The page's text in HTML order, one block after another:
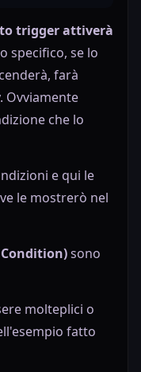
trigger attiverà
specifico, se lo
farà
Ovviamente
che lo
e qui le
le mostrerò nel
sono
molteplici o
fatto